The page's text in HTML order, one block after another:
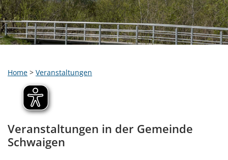
Home > Veranstaltungen
Veranstaltungen in der Gemeinde
Schwaigen